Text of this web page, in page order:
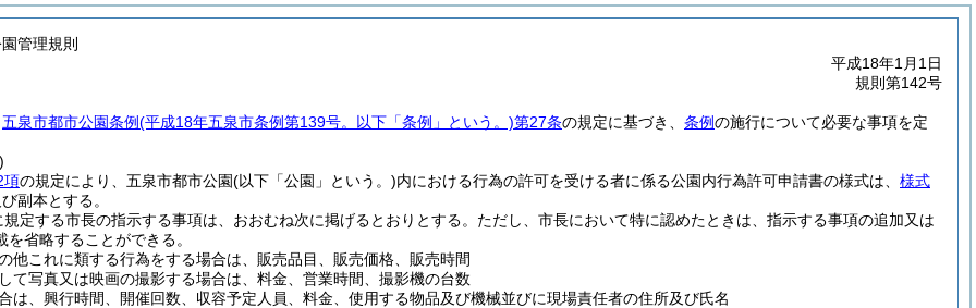
管理規則
平成18年1月1日
規則第142号
五泉市都市公園条例(平成18年五泉市条例第139号。以下「条例」という。)第27条の規定に基づき、 条例の施行について必要な事項を定
項の規定により、五泉市都市公園(以下「公園」という。)内における行為の許可を受ける者に係る公園内行為許可申請書の様式は、 様式
副本とする。
規定する市長の指示する事項は、おおむね次に掲げるとおりとする。 ただし、市長において特に認めたときは、指示する事項の追加又は
省略することができる。
他これに類する行為をする場合は、販売品目、販売価格、販売時間
て写真又は映画の撮影する場合は、料金、営業時間、撮影機の台数
は、興行時間、開催回数、収容予定人員、料金、使用する物品及び機械並びに現場責任者の住所及び氏名